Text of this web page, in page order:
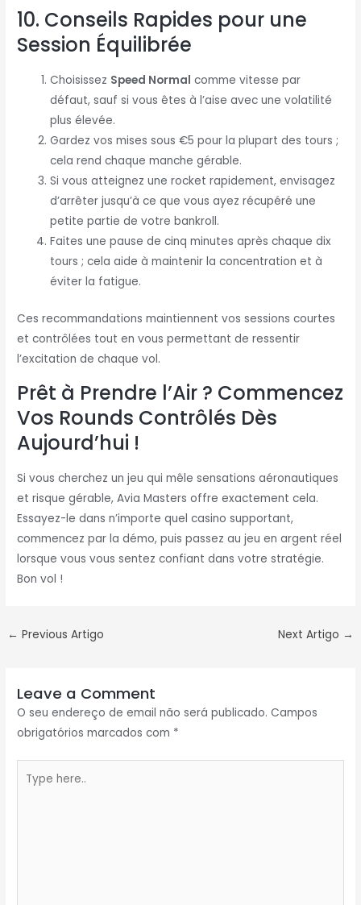
10. Conseils Rapides pour une
Session Équilibrée
Choisissez Speed Normal comme vitesse par
défaut, sauf si vous êtes à l’aise avec une volatilité
plus élevée.
Gardez vos mises sous €5 pour la plupart des tours ;
cela rend chaque manche gérable.
Si vous atteignez une rocket rapidement, envisagez
d’arrêter jusqu’à ce que vous ayez récupéré une
petite partie de votre bankroll.
Faites une pause de cinq minutes après chaque dix
tours ; cela aide à maintenir la concentration et à
éviter la fatigue.
Ces recommandations maintiennent vos sessions courtes
et contrôlées tout en vous permettant de ressentir
l’excitation de chaque vol.
Prêt à Prendre l’Air ? Commencez
Vos Rounds Contrôlés Dès
Aujourd’hui !
Si vous cherchez un jeu qui mêle sensations aéronautiques
et risque gérable, Avia Masters offre exactement cela.
Essayez-le dans n’importe quel casino supportant,
commencez par la démo, puis passez au jeu en argent réel
lorsque vous vous sentez confiant dans votre stratégie.
Bon vol !
← Previous Artigo Next Artigo →
Leave a Comment
O seu endereço de email não será publicado. Campos
obrigatórios marcados com *
here..